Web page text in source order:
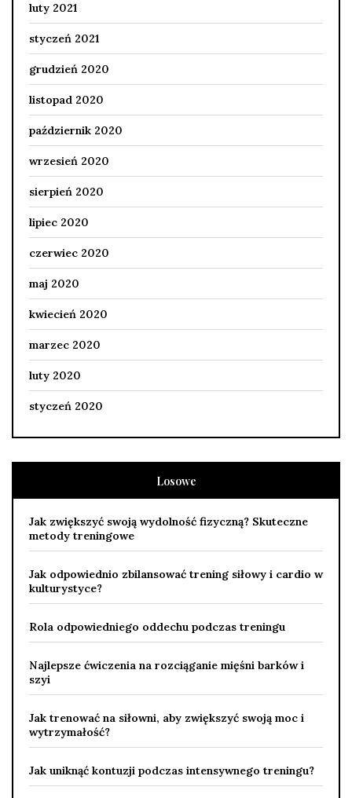
luty 2021
styczeń 2021
grudzień 2020
listopad 2020
październik 2020
wrzesień 2020
sierpień 2020
lipiec 2020
czerwiec 2020
maj 2020
kwiecień 2020
marzec 2020
luty 2020
styczeń 2020
Losowe
Jak zwiększyć swoją wydolność fizyczną? Skuteczne
metody treningowe
Jak odpowiednio zbilansować trening siłowy i cardio w
kulturystyce?
Rola odpowiedniego oddechu podczas treningu
Najlepsze ćwiczenia na rozciąganie mięśni barków i
szyi
Jak trenować na siłowni, aby zwiększyć swoją moc i
wytrzymałość?
Jak uniknąć kontuzji podczas intensywnego treningu?